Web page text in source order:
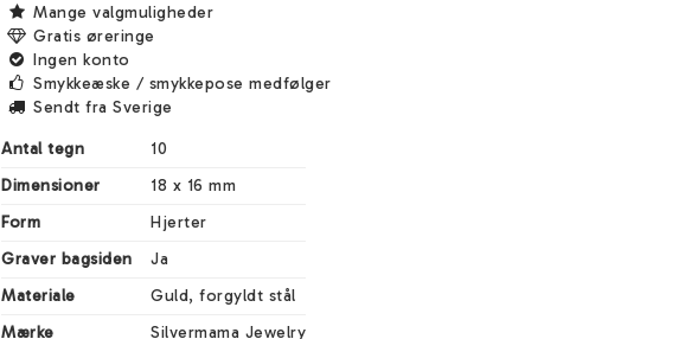
Mange valgmuligheder
Gratis øreringe
Ingen konto
Smykkeæske / smykkepose medfølger
Sendt fra Sverige
Antal tegn
10
Dimensioner
18 x 16 mm
Form
Hjerter
Graver bagsiden
Ja
Materiale
Guld, forgyldt stål
Mærke
Silvermama Jewelry